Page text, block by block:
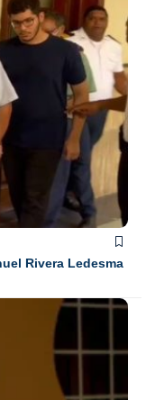
Rivera Ledesma